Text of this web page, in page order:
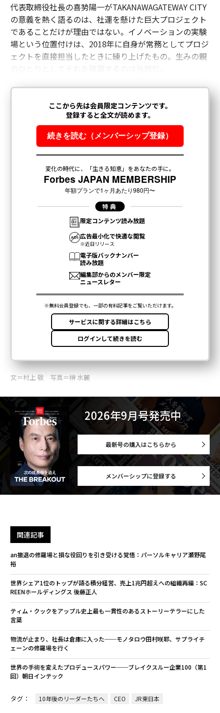
代表取締役社長の喜㔟陽一がTAKANAWAGATEWAY CITY
の意義を熱く語るのは、社運を懸けた巨大プロジェクト
であることだけが理由ではない。イノベーションの実験
場という位置付けは、2018年に自身が常務としてプロジ
ェクトを直接担当したときに練り上げたもの。生みの親
文＝村上 敬 写真＝榊 水麗
2026年9月号発売中
最新号の購入はこちらから
メンバーシップに登録する
関連記事
an撤退の修羅場と損な役回りを引き受ける覚悟：パーソルキャリア瀬野尾
裕
世界シェア1位のトップが語る積分経営、売上1兆円超えへの組織再編：SC
REENホールディングス 後藤正人
ティム・クックをアップル史上最も一貫性のあるストーリーテラーにした
言葉
物流が止まり、社長は倉庫に入った──モノタロウ田村咲耶、サプライチ
ェーンの修羅場を行く
世界の手術を変えたプロデュースパワー──ブレイクスルー企業100（第1
回）朝日インテック
タグ： 10年後のリーダーたちへ CEO JR東日本